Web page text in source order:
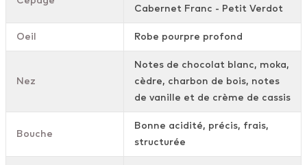
Cabernet Franc - Petit Verdot
Oeil Robe pourpre profond
Nez
Notes de chocolat blanc, moka,
cèdre, charbon de bois, notes
de vanille et de crème de cassis
Bouche
Bonne acidité, précis, frais,
structurée